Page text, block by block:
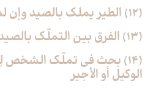
(12) الطير يملك بالصيد وإن لم تتمّ حيازته‏
(13) الفرق بين التملّك بالصيد والتملّك بالحيازة
(14) بحث في تملّك الشخص
الوكيل أو الأجير